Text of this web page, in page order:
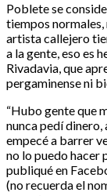
Poblete se
tiempos normales,
artista callejero
a la gente, eso es
Rivadavia, que
pergaminense ni
“Hubo gente que
nunca pedí
empecé a barrer
no lo puedo hacer
publiqué en
(no recuerda el